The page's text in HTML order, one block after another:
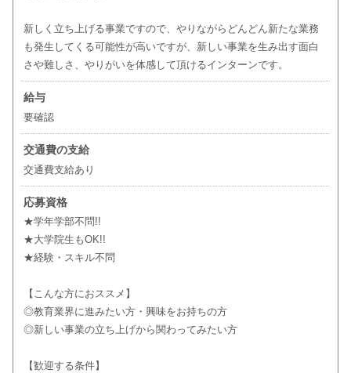
新しく立ち上げる事業ですので、やりながらどんどん新たな業務
も発生してくる可能性が高いですが、新しい事業を生み出す面白
さや難しさ、やりがいを体感して頂けるインターンです。
給与
要確認
交通費の支給
交通費支給あり
応募資格
★学年学部不問!!
★大学院生もOK!!
★経験・スキル不問
【こんな方におススメ】
◎教育業界に進みたい方・興味をお持ちの方
◎新しい事業の立ち上げから関わってみたい方
【歓迎する条件】